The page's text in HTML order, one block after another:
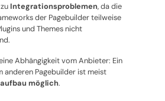
Integrationsproblemen, da die
der Pagebuilder teilweise
und Themes nicht
Abhängigkeit vom Anbieter: Ein
anderen Pagebuilder ist meist
möglich.